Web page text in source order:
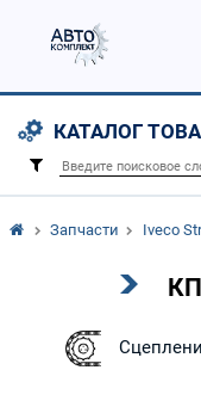
КАТАЛОГ
Запчасти Iveco